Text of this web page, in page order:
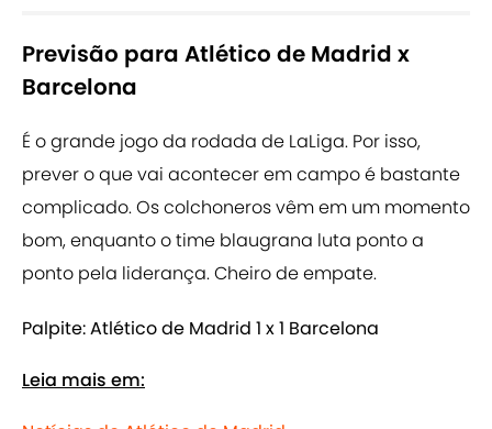
Previsão para Atlético de Madrid x
Barcelona
É o grande jogo da rodada de LaLiga. Por isso,
prever o que vai acontecer em campo é bastante
complicado. Os colchoneros vêm em um momento
bom, enquanto o time blaugrana luta ponto a
ponto pela liderança. Cheiro de empate.
Palpite: Atlético de Madrid 1 x 1 Barcelona
Leia mais em: